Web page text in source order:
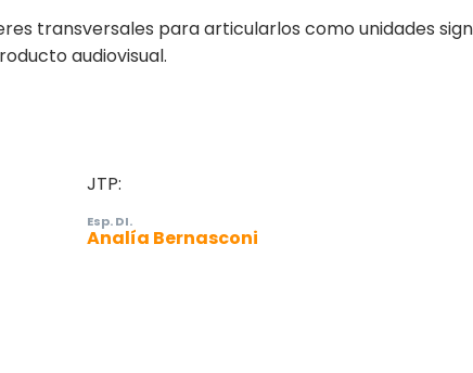
transversales para articularlos como unidades
audiovisual.
JTP:
Esp. DI.
Analía Bernasconi